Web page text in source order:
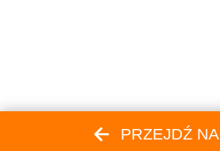
PRZEJDŹ NA